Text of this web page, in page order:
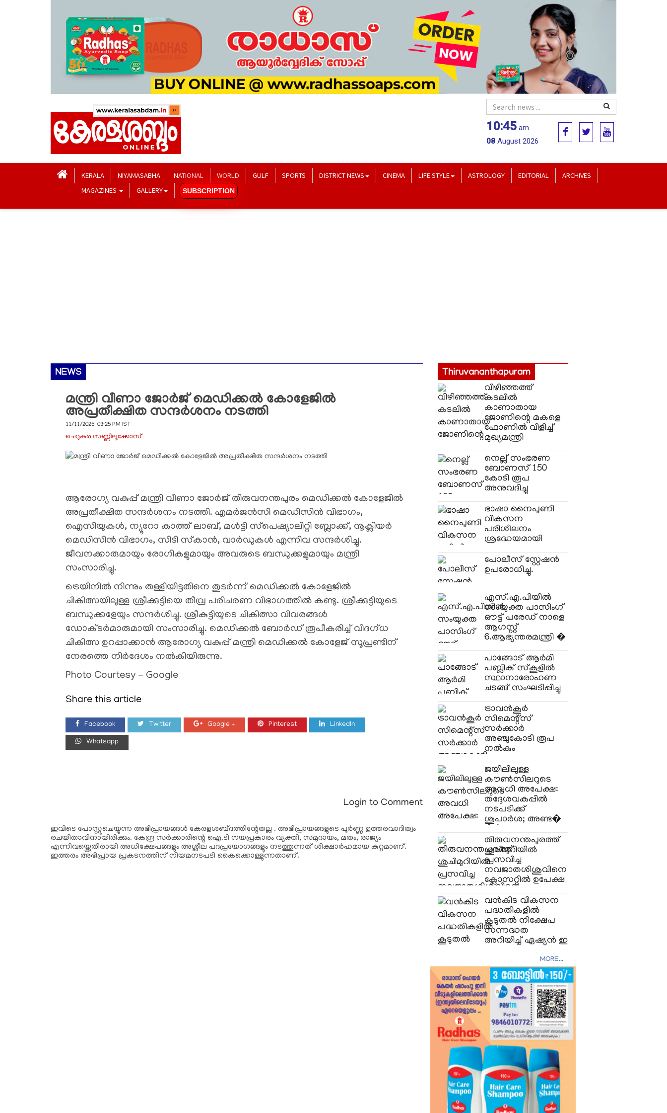
10:45 am
08August 2026
KERALA NIYAMASABHA NATIONAL WORLD GULF SPORTS DISTRICT NEWS CINEMA LIFE STYLE ASTROLOGY EDITORIAL
ARCHIVES
MAGAZINES
GALLERY SUBSCRIPTION
NEWS
മന്ത്രി വീണാ ജോര്‍ജ് മെഡിക്കല്‍ കോളേജില്‍
അപ്രതീക്ഷിത സന്ദര്‍ശനം നടത്തി
11/11/2025 03:25 PM IST
ചെറുകര സണ്ണിലൂക്കോസ്
ആരോഗ്യ വകുപ്പ് മന്ത്രി വീണാ ജോര്‍ജ് തിരുവനന്തപുരം മെഡിക്കല്‍ കോളേജില്‍
അപ്രതീക്ഷിത സന്ദര്‍ശനം നടത്തി. എമര്‍ജന്‍സി മെഡിസിന്‍ വിഭാഗം,
ഐസിയുകള്‍, ന്യൂറോ കാത്ത് ലാബ്, മള്‍ട്ടി സ്‌പെഷ്യാലിറ്റി ബ്ലോക്ക്, നൂക്ലിയര്‍
മെഡിസിന്‍ വിഭാഗം, സിടി സ്‌കാന്‍, വാര്‍ഡുകള്‍ എന്നിവ സന്ദര്‍ശിച്ചു.
ജീവനക്കാരുമായും രോഗികളുമായും അവരുടെ ബന്ധുക്കളുമായും മന്ത്രി
സംസാരിച്ചു.
ട്രെയിനില്‍ നിന്നും തള്ളിയിട്ടതിനെ തുടര്‍ന്ന് മെഡിക്കല്‍ കോളേജില്‍
ചികിത്സയിലുള്ള ശ്രീക്കുട്ടിയെ തീവ്ര പരിചരണ വിഭാഗത്തില്‍ കണ്ടു. ശ്രീക്കുട്ടിയുടെ
ബന്ധുക്കളേയും സന്ദര്‍ശിച്ചു. ശ്രീകുട്ടിയുടെ ചികിത്സാ വിവരങ്ങള്‍
ഡോക്ടര്‍മാരുമായി സംസാരിച്ചു. മെഡിക്കല്‍ ബോര്‍ഡ് രൂപീകരിച്ച് വിദഗ്ധ
ചികിത്സ ഉറപ്പാക്കാന്‍ ആരോഗ്യ വകുപ്പ് മന്ത്രി മെഡിക്കല്‍ കോളേജ് സൂപ്രണ്ടിന്
നേരത്തെ നിര്‍ദേശം നല്‍കിയിരുന്നു.
Photo Courtesy - Google
Share this article
Facebook Twitter Google + Pinterest LinkedIn
Whatsapp
Login to Comment
ഇവിടെ പോസ്റ്റുചെയ്യുന്ന അഭിപ്രായങ്ങള്‍ കേരളശബ്‌ദത്തിന്റേതല്ല . അഭിപ്രായങ്ങളുടെ പൂര്‍ണ്ണ ഉത്തരവാദിത്വം
രചയിതാവിനായിരിക്കും. കേന്ദ്ര സർക്കാരിന്റെ ഐ.ടി നയപ്രകാരം വ്യക്തി, സമുദായം, മതം, രാജ്യം
എന്നിവയ്ക്കെതിരായി അധിക്ഷേപങ്ങളും അശ്ലീല പദപ്രയോഗങ്ങളൂം നടത്തുന്നത് ശിക്ഷാര്‍ഹമായ കുറ്റമാണ്.
ഇത്തരം അഭിപ്രായ പ്രകടനത്തിന് നിയമനടപടി കൈക്കൊള്ളുന്നതാണ്.
Thiruvananthapuram
വിഴിഞ്ഞത്ത്
കടലിൽ
കാണാതായ
ജോണിന്റെ മകളെ
ഫോണിൽ വിളിച്ച്
മുഖ്യമന്ത്രി
നെല്ല് സംഭരണ
ബോണസ് 150
കോടി രൂപ
അനുവദിച്ചു
ഭാഷാ നൈപുണി
വികസന
പരിശീലനം
ശ്രദ്ധേയമായി
പോലീസ് സ്റ്റേഷൻ
ഉപരോധിച്ചു.
എസ്.എ.പിയില്‍
സംയുക്ത പാസിംഗ്
ഔട്ട് പരേഡ് നാളെ
ആഗസ്റ്റ്
6.ആഭ്യന്തരമന്ത്രി �
പാങ്ങോട് ആർമി
പബ്ലിക് സ്കൂളിൽ
സ്ഥാനാരോഹണ
ചടങ്ങ് സംഘടിപ്പിച്ചു
ട്രാവന്‍കൂര്‍
സിമെന്റ്സ്
സര്‍ക്കാര്‍
അഞ്ചുകോടി രൂപ
നല്‍കും
ജയിലിലുള്ള
കൗൺസിലറുടെ
അവധി അപേക്ഷ:
തദ്ദേശവകുപ്പിൽ
നടപടിക്ക്
ശുപാർശ; അണ്ട�
തിരുവനന്തപുരത്ത്
ശുചിമുറിയിൽ
പ്രസവിച്ച
നവജാതശിശുവിനെ
ക്ലോസറ്റിൽ ഉപേക്ഷ
വന്‍കിട വികസന
പദ്ധതികളില്‍
കൂടുതല്‍ നിക്ഷേപ
സന്നദ്ധത
അറിയിച്ച് ഏഷ്യന്‍ ഇ
MORE...